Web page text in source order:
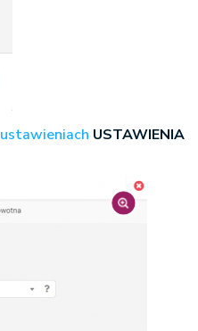
ustawieniach USTAWIENIA